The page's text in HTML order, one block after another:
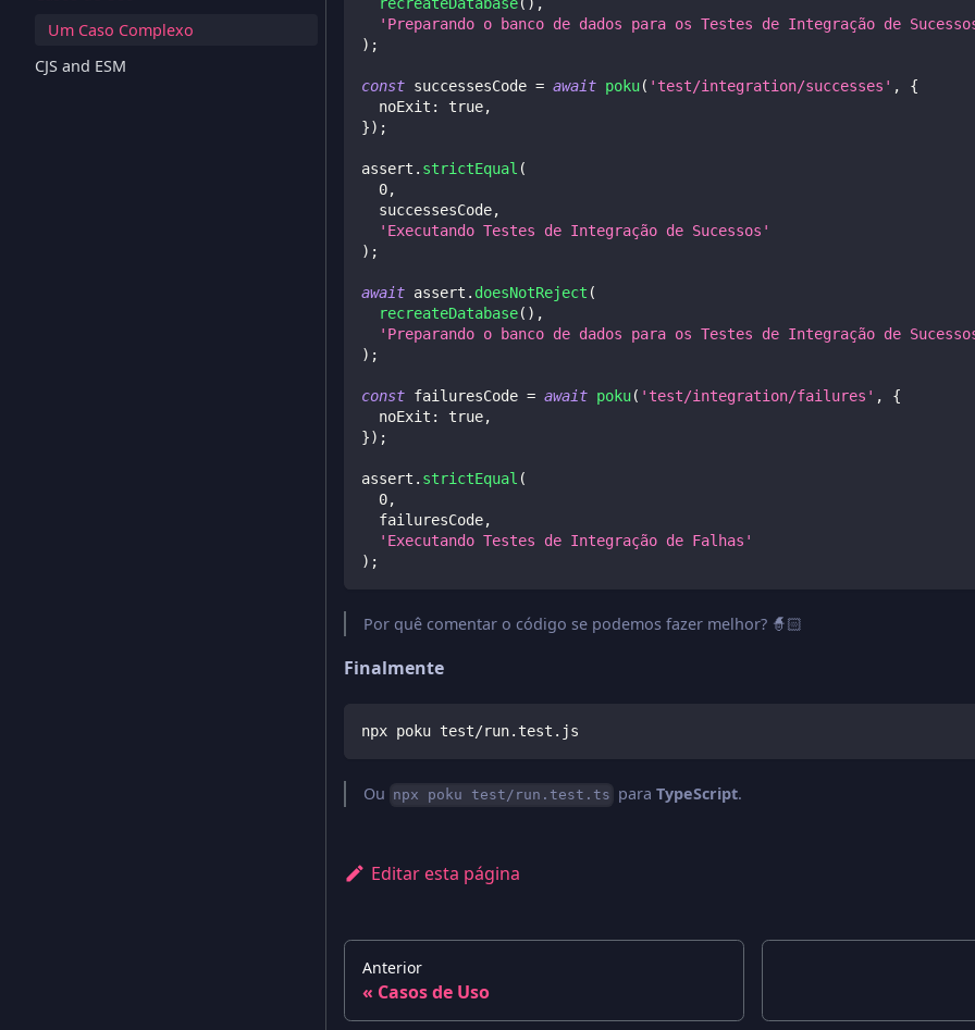
Um Caso Complexo
CJS and ESM
'Preparando o banco de dados para os Testes de Integração de
) ;
const successesCode = await poku( 'test/integration/successes' ,
{
  noExit
: true,
}) ;
assert . strictEqual (
0,
  successesCode
,
'Executando Testes de Integração de Sucessos'
) ;
await assert . doesNotReject (
recreateDatabase( ) ,
'Preparando o banco de dados para os Testes de Integração de
) ;
const failuresCode = await poku( 'test/integration/failures' ,
{
  noExit
: true,
}) ;
assert . strictEqual (
0,
  failuresCode
,
'Executando Testes de Integração de Falhas'
) ;
Por quê comentar o código se podemos fazer melhor? 🧙🏻
Finalmente
npx poku test/run.test.js
Ou npx poku test/run.test.ts paraTypeScript.
Editar esta página
Anterior
Casos de Uso